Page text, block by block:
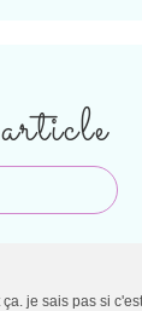
je sais pas si